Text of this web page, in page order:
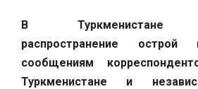
В Туркменистане
распространение
сообщениям
Туркменистане и